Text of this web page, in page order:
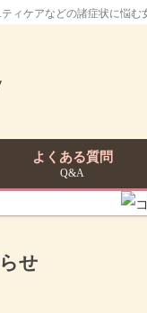
ィケアなどの諸症状に悩
よくある質問
Q&A
せ